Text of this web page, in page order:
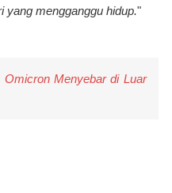
yang mengganggu hidup."
Omicron Menyebar di Luar